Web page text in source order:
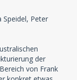
Speidel, Peter
der
von Frank